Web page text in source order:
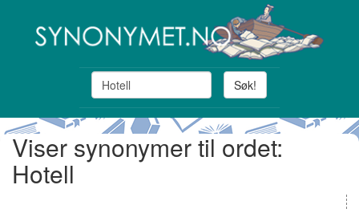
Søk!
Viser synonymer til ordet:
Hotell